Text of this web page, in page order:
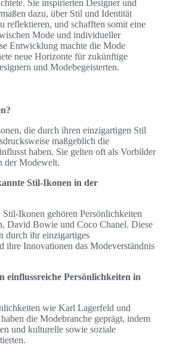
Sie inspirierten Designer und
dazu, über Stil und Identität
reflektieren, und schafften somit eine
Mode und individueller
Entwicklung machte die Mode
neue Horizonte für zukünftige
und Modebegeisterten.
die durch ihren einzigartigen Stil
maßgeblich die
haben. Sie gelten oft als Vorbilder
der Modewelt.
Stil-Ikonen in der
Stil-Ikonen gehören Persönlichkeiten
David Bowie und Coco Chanel. Diese
durch ihr einzigartiges
ihre Innovationen das Modeverständnis
einflussreiche Persönlichkeiten in
wie Karl Lagerfeld und
die Modebranche geprägt, indem
und kulturelle sowie soziale